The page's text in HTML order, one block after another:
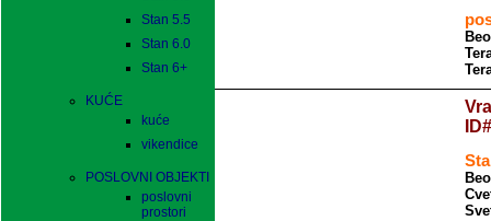
Stan 5.5
Stan 6.0
Stan 6+
KUĆE
kuće
vikendice
POSLOVNI OBJEKTI
poslovni
prostori